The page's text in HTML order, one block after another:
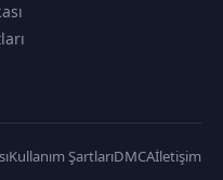
Kullanım ŞartlarıDMCAİletişim